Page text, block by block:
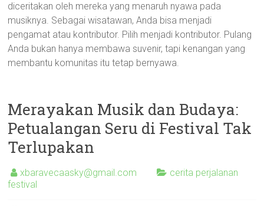
diceritakan oleh mereka yang menaruh nyawa pada
musiknya. Sebagai wisatawan, Anda bisa menjadi
pengamat atau kontributor. Pilih menjadi kontributor. Pulang
Anda bukan hanya membawa suvenir, tapi kenangan yang
membantu komunitas itu tetap bernyawa.
Merayakan Musik dan Budaya:
Petualangan Seru di Festival Tak
Terlupakan
xbaravecaasky@gmail.com
cerita perjalanan
festival